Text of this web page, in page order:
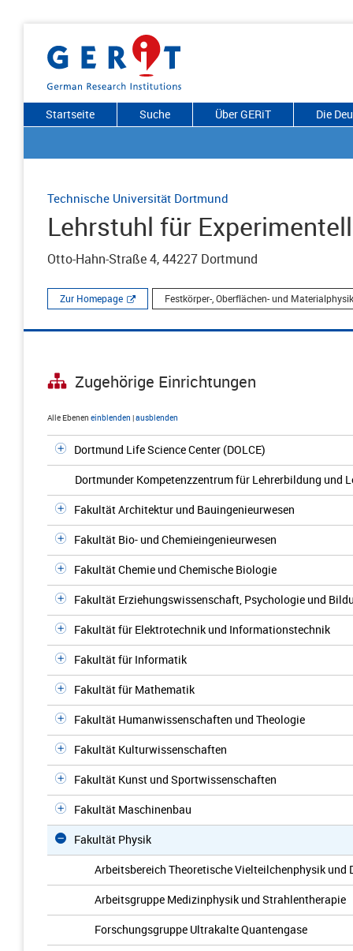
Startseite Suche Über GERiT Die
Technische Universität Dortmund
Lehrstuhl für
Otto-Hahn-Straße 4, 44227 Dortmund
Zur Homepage Festkörper-, Oberflächen- und Materialphysik
Zugehörige Einrichtungen
Alle Ebenen einblenden |ausblenden
Dortmund Life Science Center (DOLCE)
Dortmunder Kompetenzzentrum für Lehrerbildung und
Fakultät Architektur und Bauingenieurwesen
Fakultät Bio- und Chemieingenieurwesen
Fakultät Chemie und Chemische Biologie
Fakultät Erziehungswissenschaft, Psychologie und
Fakultät für Elektrotechnik und Informationstechnik
Fakultät für Informatik
Fakultät für Mathematik
Fakultät Humanwissenschaften und Theologie
Fakultät Kulturwissenschaften
Fakultät Kunst und Sportwissenschaften
Fakultät Maschinenbau
Fakultät Physik
Arbeitsbereich Theoretische Vielteilchenphysik
Arbeitsgruppe Medizinphysik und Strahlentherapie
Forschungsgruppe Ultrakalte Quantengase